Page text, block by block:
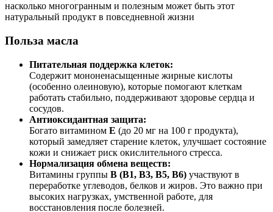
насколько многогранным и полезным может быть этот
натуральный продукт в повседневной жизни
Польза масла
Питательная поддержка клеток:
Содержит мононенасыщенные жирные кислоты
(особенно олеиновую), которые помогают клеткам
работать стабильно, поддерживают здоровье сердца и
сосудов.
Антиоксидантная защита:
Богато витамином E (до 20 мг на 100 г продукта),
который замедляет старение клеток, улучшает состояние
кожи и снижает риск окислительного стресса.
Нормализация обмена веществ:
Витамины группы B (B1, B3, B5, B6) участвуют в
переработке углеводов, белков и жиров. Это важно при
высоких нагрузках, умственной работе, для
восстановления после болезней.